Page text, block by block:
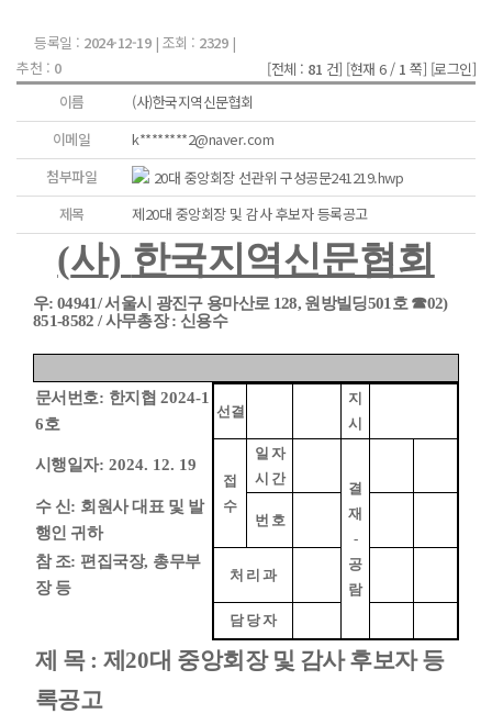
등록일 : 2024-12-19| 조회 : 2329|
추천 : 0 [전체 : 81 건] [현재 6 / 1 쪽] [로그인]
이름
(사)한국지역신문협회
이메일
k********2@naver.com
첨부파일
20대 중앙회장 선관위 구성공문241219.hwp
제목
제20대 중앙회장 및 감사 후보자 등록공고
(사) 한국지역신문협회
우: 04941/서울시 광진구 용마산로 128, 원방빌딩501 호 ☎02)
851-8582 /사무총장: 신용수
문서번호: 한지협 2024-1
6호
선결
지
시
시행일자: 2024. 12. 19
접
수
일 자
시 간
결
재
-
공
람
수 신 : 회원사 대표 및 발
행인 귀하
번 호
참 조: 편집국장, 총무부
장 등
처 리 과
담 당 자
제 목 : 제 20대 중앙회장 및 감사 후보자 등
록공고